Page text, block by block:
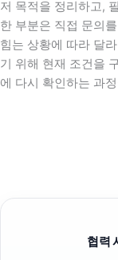
저 목적을 정리하고,
한 부분은 직접 문의
힘는 상황에 따라 달
기 위해 현재 조건을
에 다시 확인하는 과
협력